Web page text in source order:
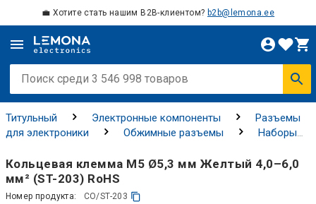
💼 Хотите стать нашим B2B-клиентом? b2b@lemona.ee
Титульный Электронные компоненты
Разъемы
для электроники
Обжимные разъемы
Наборы
Кольцевая клемма M5 Ø5,3 мм Желтый 4,0–6,0
мм² (ST-203) RoHS
Номер продукта: CO/ST-203